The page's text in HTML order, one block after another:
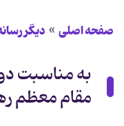
صفحه اصلی دیگر
به مناسبت
مقام معظم